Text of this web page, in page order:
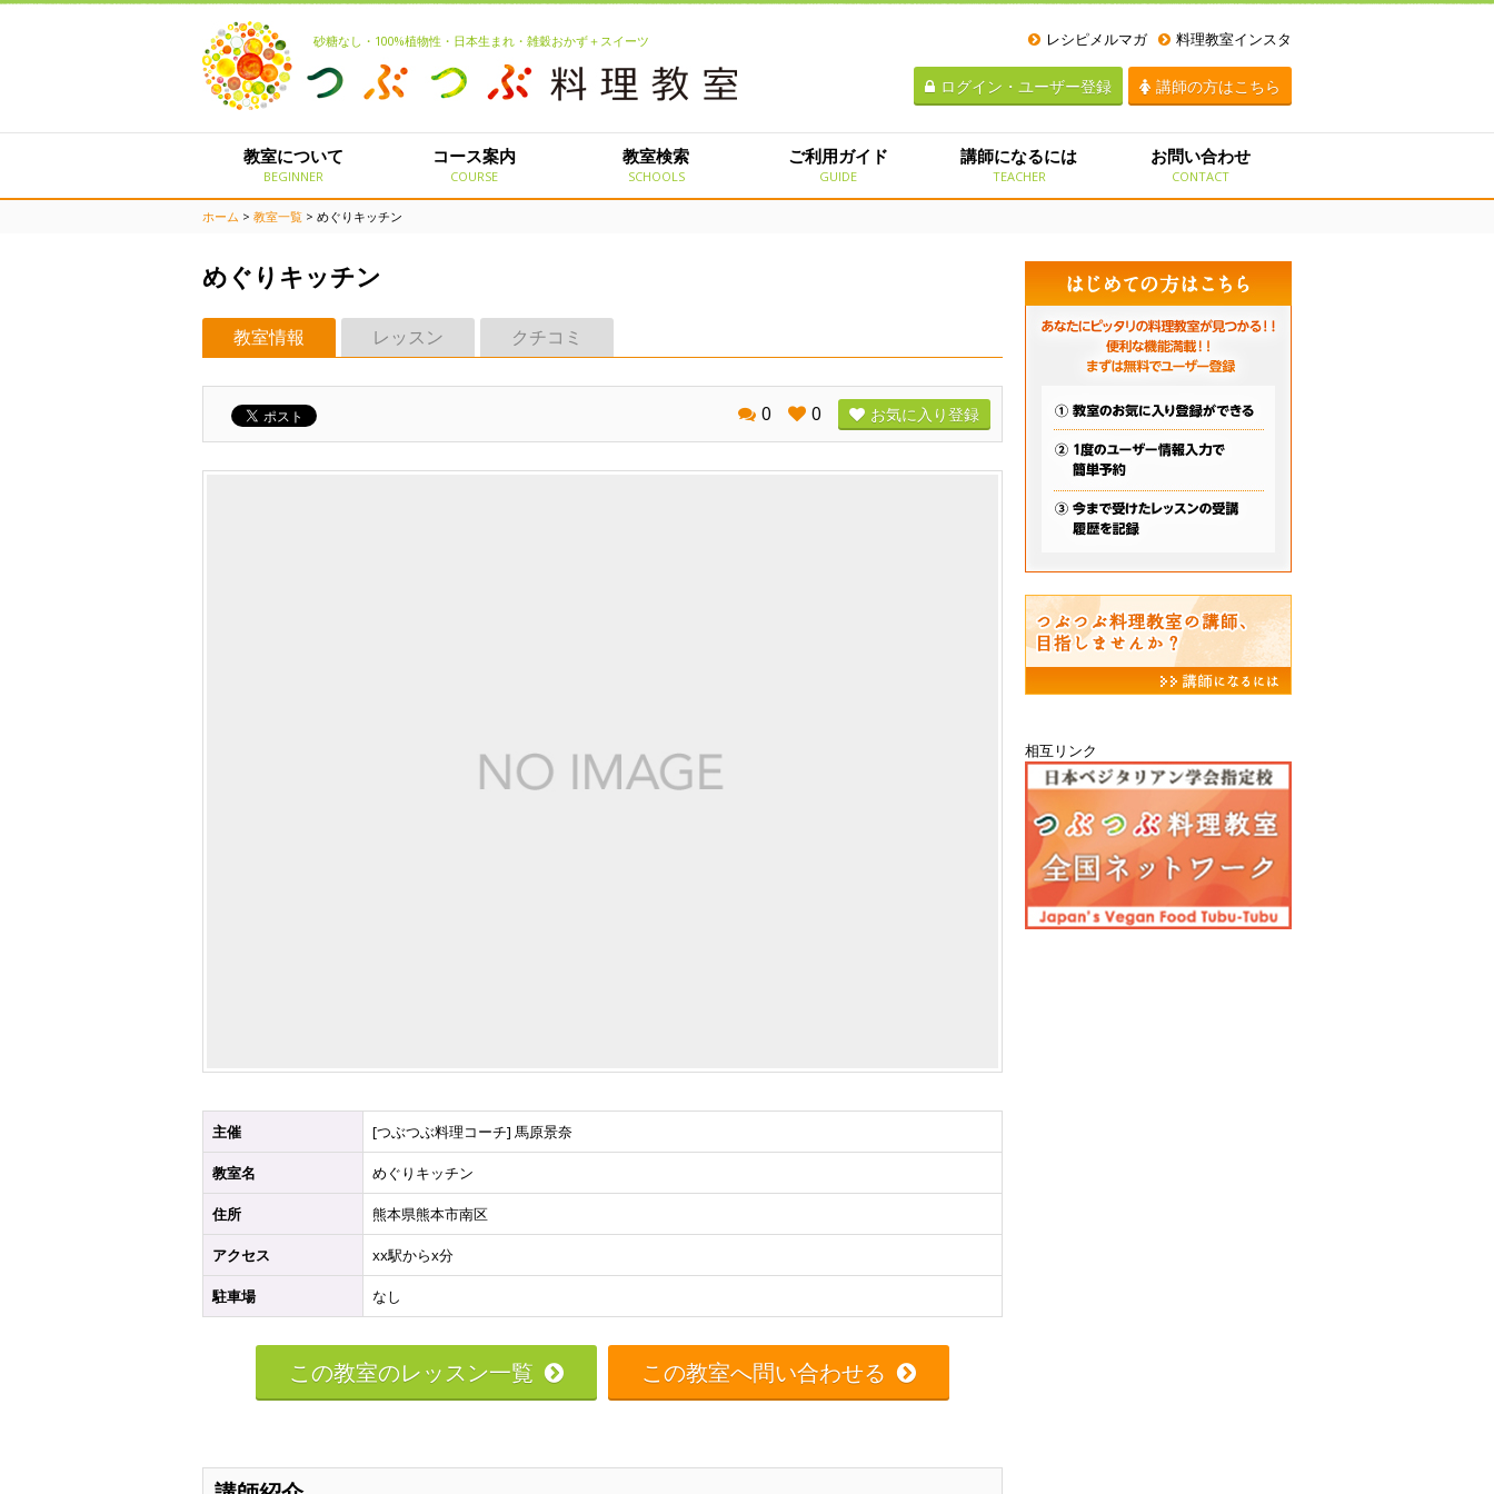
砂糖なし・100%植物性・日本生まれ・雑穀おかず＋スイーツ レシピメルマガ 料理教室インスタ
ログイン・ユーザー登録 講師の方はこちら
教室について
BEGINNER
コース案内
COURSE
教室検索
SCHOOLS
ご利用ガイド
GUIDE
講師になるには
TEACHER
お問い合わせ
CONTACT
ホーム > 教室一覧 > めぐりキッチン
めぐりキッチン
教室情報 レッスン クチコミ
0 0 お気に入り登録
主催 [つぶつぶ料理コーチ] 馬原景奈
教室名 めぐりキッチン
住所 熊本県熊本市南区
アクセス xx駅からx分
駐車場 なし
この教室のレッスン一覧 この教室へ問い合わせる
相互リンク